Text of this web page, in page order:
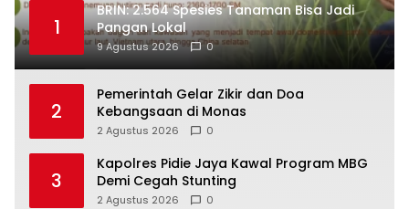
1
BRIN: 2.564 Spesies Tanaman Bisa Jadi
Pangan Lokal
9 Agustus 2026 0
2
Pemerintah Gelar Zikir dan Doa
Kebangsaan di Monas
2 Agustus 2026 0
3
Kapolres Pidie Jaya Kawal Program MBG
Demi Cegah Stunting
2 Agustus 2026 0